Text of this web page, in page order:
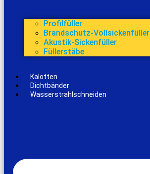
Profilfüller
Brandschutz-Vollsickenfüller
Akustik-Sickenfüller
Füllerstäbe
Kalotten
Dichtbänder
Wasserstrahlschneiden